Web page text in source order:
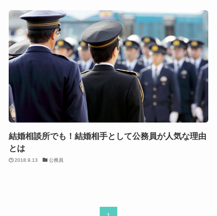
結婚相談所でも！結婚相手として公務員が人気な理由
とは
2018.9.13 公務員